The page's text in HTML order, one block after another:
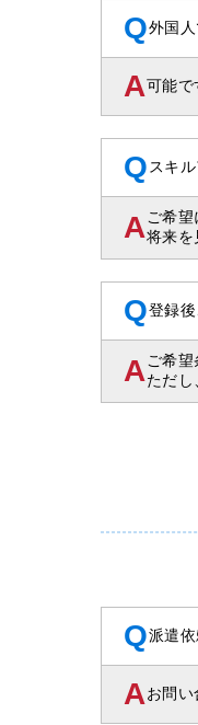
Q外国
A可能で
Q スキ
A ご希
将来を
Q登録
A ご希
ただ
Q派遣
Aお問